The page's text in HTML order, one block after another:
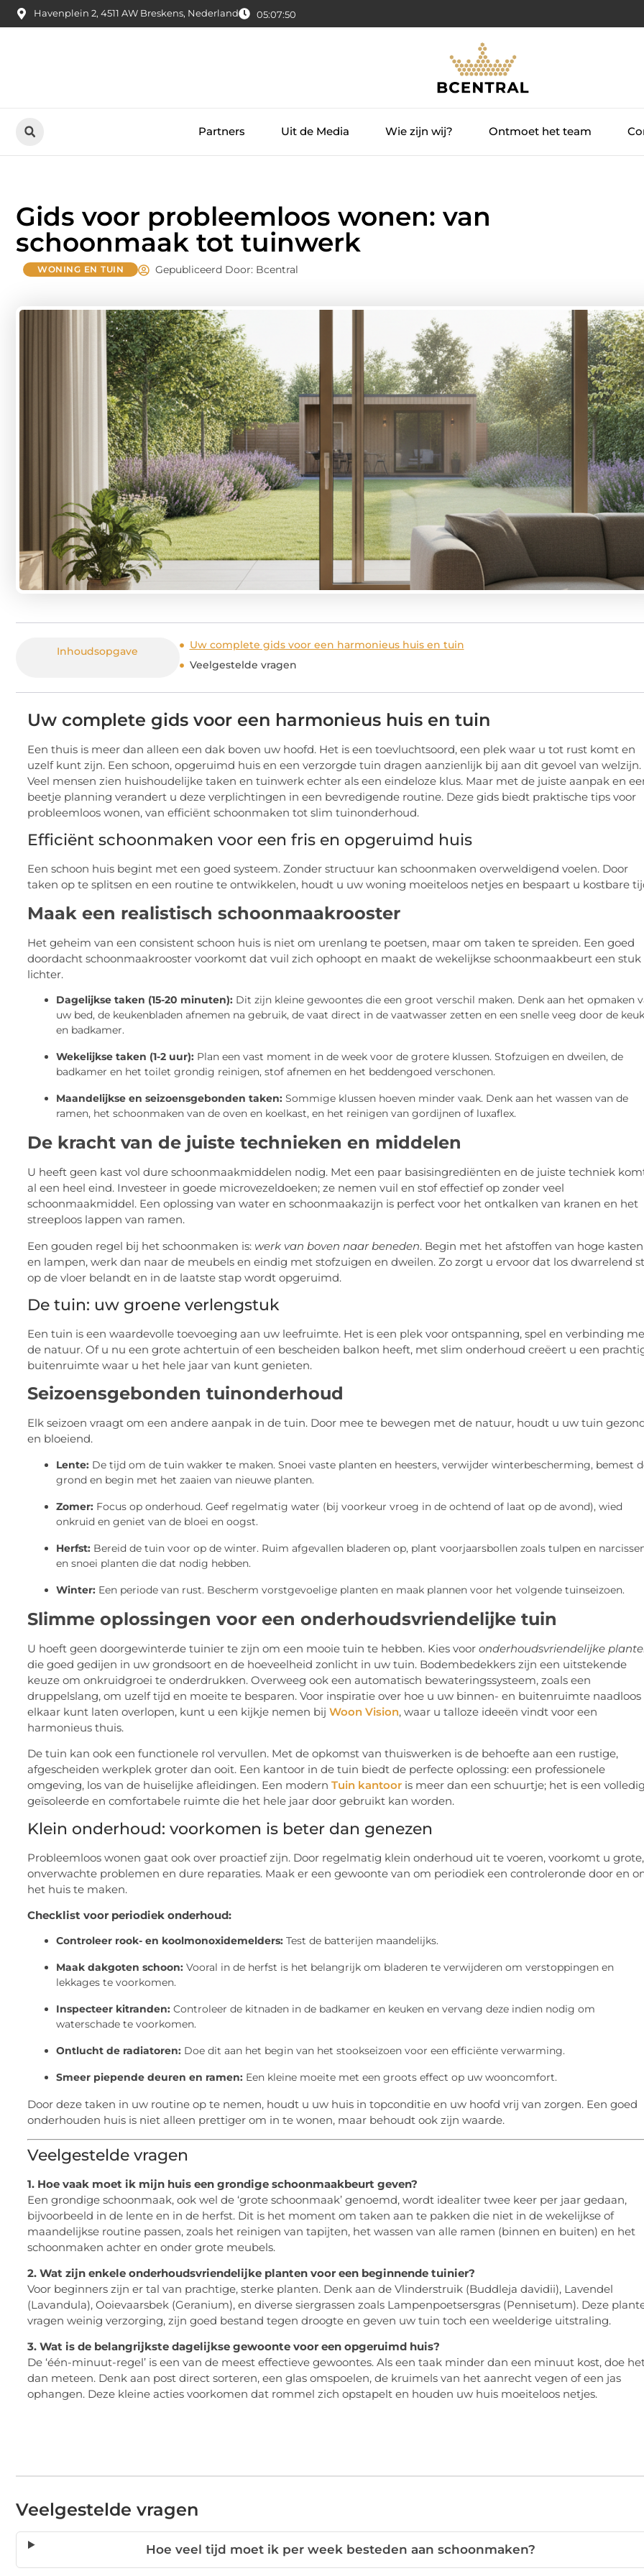
Havenplein 2, 4511 AW Breskens, Nederland 05:07:51
Partners Uit de Media Wie zijn wij? Ontmoet het team
Gids voor probleemloos wonen: van
schoonmaak tot tuinwerk
WONING EN TUIN Gepubliceerd Door: Bcentral
Inhoudsopgave
Uw complete gids voor een harmonieus huis en tuin
Veelgestelde vragen
Uw complete gids voor een harmonieus huis en tuin
Een thuis is meer dan alleen een dak boven uw hoofd. Het is een toevluchtsoord, een plek waar u tot rust komt en
uzelf kunt zijn. Een schoon, opgeruimd huis en een verzorgde tuin dragen aanzienlijk bij aan dit gevoel van welzijn.
Veel mensen zien huishoudelijke taken en tuinwerk echter als een eindeloze klus. Maar met de juiste aanpak en
beetje planning verandert u deze verplichtingen in een bevredigende routine. Deze gids biedt praktische tips voor
probleemloos wonen, van efficiënt schoonmaken tot slim tuinonderhoud.
Efficiënt schoonmaken voor een fris en opgeruimd huis
Een schoon huis begint met een goed systeem. Zonder structuur kan schoonmaken overweldigend voelen. Door
taken op te splitsen en een routine te ontwikkelen, houdt u uw woning moeiteloos netjes en bespaart u kostbare
Maak een realistisch schoonmaakrooster
Het geheim van een consistent schoon huis is niet om urenlang te poetsen, maar om taken te spreiden. Een goed
doordacht schoonmaakrooster voorkomt dat vuil zich ophoopt en maakt de wekelijkse schoonmaakbeurt een stuk
lichter.
Dagelijkse taken (15-20 minuten): Dit zijn kleine gewoontes die een groot verschil maken. Denk aan het opmaken
uw bed, de keukenbladen afnemen na gebruik, de vaat direct in de vaatwasser zetten en een snelle veeg door de
en badkamer.
Wekelijkse taken (1-2 uur): Plan een vast moment in de week voor de grotere klussen. Stofzuigen en dweilen, de
badkamer en het toilet grondig reinigen, stof afnemen en het beddengoed verschonen.
Maandelijkse en seizoensgebonden taken: Sommige klussen hoeven minder vaak. Denk aan het wassen van de
ramen, het schoonmaken van de oven en koelkast, en het reinigen van gordijnen of luxaflex.
De kracht van de juiste technieken en middelen
U heeft geen kast vol dure schoonmaakmiddelen nodig. Met een paar basisingrediënten en de juiste techniek
al een heel eind. Investeer in goede microvezeldoeken; ze nemen vuil en stof effectief op zonder veel
schoonmaakmiddel. Een oplossing van water en schoonmaakazijn is perfect voor het ontkalken van kranen en het
streeploos lappen van ramen.
Een gouden regel bij het schoonmaken is: werk van boven naar beneden. Begin met het afstoffen van hoge kasten
en lampen, werk dan naar de meubels en eindig met stofzuigen en dweilen. Zo zorgt u ervoor dat los dwarrelend
op de vloer belandt en in de laatste stap wordt opgeruimd.
De tuin: uw groene verlengstuk
Een tuin is een waardevolle toevoeging aan uw leefruimte. Het is een plek voor ontspanning, spel en verbinding
de natuur. Of u nu een grote achtertuin of een bescheiden balkon heeft, met slim onderhoud creëert u een
buitenruimte waar u het hele jaar van kunt genieten.
Seizoensgebonden tuinonderhoud
Elk seizoen vraagt om een andere aanpak in de tuin. Door mee te bewegen met de natuur, houdt u uw tuin
en bloeiend.
Lente: De tijd om de tuin wakker te maken. Snoei vaste planten en heesters, verwijder winterbescherming, bemest
grond en begin met het zaaien van nieuwe planten.
Zomer: Focus op onderhoud. Geef regelmatig water (bij voorkeur vroeg in de ochtend of laat op de avond), wied
onkruid en geniet van de bloei en oogst.
Herfst: Bereid de tuin voor op de winter. Ruim afgevallen bladeren op, plant voorjaarsbollen zoals tulpen en
en snoei planten die dat nodig hebben.
Winter: Een periode van rust. Bescherm vorstgevoelige planten en maak plannen voor het volgende tuinseizoen.
Slimme oplossingen voor een onderhoudsvriendelijke tuin
U hoeft geen doorgewinterde tuinier te zijn om een mooie tuin te hebben. Kies voor onderhoudsvriendelijke
die goed gedijen in uw grondsoort en de hoeveelheid zonlicht in uw tuin. Bodembedekkers zijn een uitstekende
keuze om onkruidgroei te onderdrukken. Overweeg ook een automatisch bewateringssysteem, zoals een
druppelslang, om uzelf tijd en moeite te besparen. Voor inspiratie over hoe u uw binnen- en buitenruimte naadloos
elkaar kunt laten overlopen, kunt u een kijkje nemen bij Woon Vision, waar u talloze ideeën vindt voor een
harmonieus thuis.
De tuin kan ook een functionele rol vervullen. Met de opkomst van thuiswerken is de behoefte aan een rustige,
afgescheiden werkplek groter dan ooit. Een kantoor in de tuin biedt de perfecte oplossing: een professionele
omgeving, los van de huiselijke afleidingen. Een modern Tuin kantoor is meer dan een schuurtje; het is een volledig
geïsoleerde en comfortabele ruimte die het hele jaar door gebruikt kan worden.
Klein onderhoud: voorkomen is beter dan genezen
Probleemloos wonen gaat ook over proactief zijn. Door regelmatig klein onderhoud uit te voeren, voorkomt u grote,
onverwachte problemen en dure reparaties. Maak er een gewoonte van om periodiek een controleronde door en
het huis te maken.
Checklist voor periodiek onderhoud:
Controleer rook- en koolmonoxidemelders: Test de batterijen maandelijks.
Maak dakgoten schoon: Vooral in de herfst is het belangrijk om bladeren te verwijderen om verstoppingen en
lekkages te voorkomen.
Inspecteer kitranden: Controleer de kitnaden in de badkamer en keuken en vervang deze indien nodig om
waterschade te voorkomen.
Ontlucht de radiatoren: Doe dit aan het begin van het stookseizoen voor een efficiënte verwarming.
Smeer piepende deuren en ramen: Een kleine moeite met een groots effect op uw wooncomfort.
Door deze taken in uw routine op te nemen, houdt u uw huis in topconditie en uw hoofd vrij van zorgen. Een goed
onderhouden huis is niet alleen prettiger om in te wonen, maar behoudt ook zijn waarde.
Veelgestelde vragen
1. Hoe vaak moet ik mijn huis een grondige schoonmaakbeurt geven?
Een grondige schoonmaak, ook wel de ‘grote schoonmaak’ genoemd, wordt idealiter twee keer per jaar gedaan,
bijvoorbeeld in de lente en in de herfst. Dit is het moment om taken aan te pakken die niet in de wekelijkse of
maandelijkse routine passen, zoals het reinigen van tapijten, het wassen van alle ramen (binnen en buiten) en het
schoonmaken achter en onder grote meubels.
2. Wat zijn enkele onderhoudsvriendelijke planten voor een beginnende tuinier?
Voor beginners zijn er tal van prachtige, sterke planten. Denk aan de Vlinderstruik (Buddleja davidii), Lavendel
(Lavandula), Ooievaarsbek (Geranium), en diverse siergrassen zoals Lampenpoetsersgras (Pennisetum). Deze
vragen weinig verzorging, zijn goed bestand tegen droogte en geven uw tuin toch een weelderige uitstraling.
3. Wat is de belangrijkste dagelijkse gewoonte voor een opgeruimd huis?
De ‘één-minuut-regel’ is een van de meest effectieve gewoontes. Als een taak minder dan een minuut kost, doe
dan meteen. Denk aan post direct sorteren, een glas omspoelen, de kruimels van het aanrecht vegen of een jas
ophangen. Deze kleine acties voorkomen dat rommel zich opstapelt en houden uw huis moeiteloos netjes.
Veelgestelde vragen
Hoe veel tijd moet ik per week besteden aan schoonmaken?